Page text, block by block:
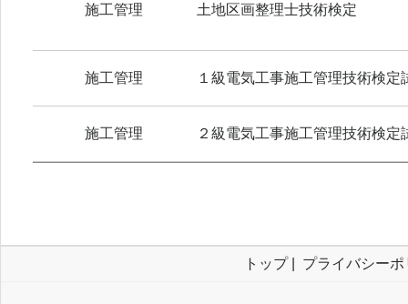
施工管理 土地区画整理士技術検定
施工管理 １級電気工事施工管理技術検定
施工管理 ２級電気工事施工管理技術検定
トップ| プライバシーポ